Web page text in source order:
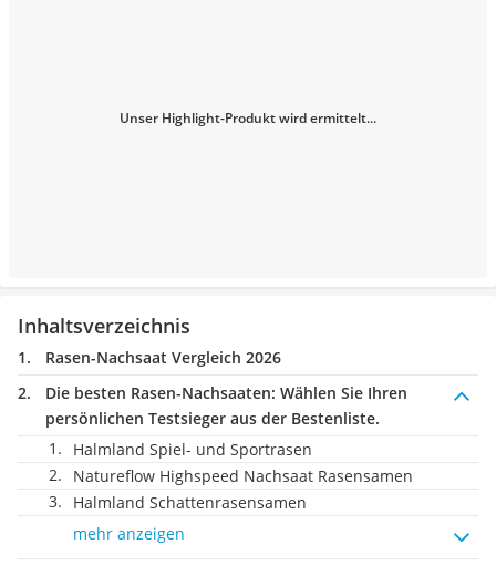
Unser Highlight-Produkt wird ermittelt...
Inhaltsverzeichnis
Rasen-Nachsaat Vergleich 2026
Die besten Rasen-Nachsaaten: Wählen Sie Ihren
persönlichen Testsieger aus der Bestenliste.
Halmland Spiel- und Sportrasen
Natureflow Highspeed Nachsaat Rasensamen
Halmland Schattenrasensamen
mehr anzeigen